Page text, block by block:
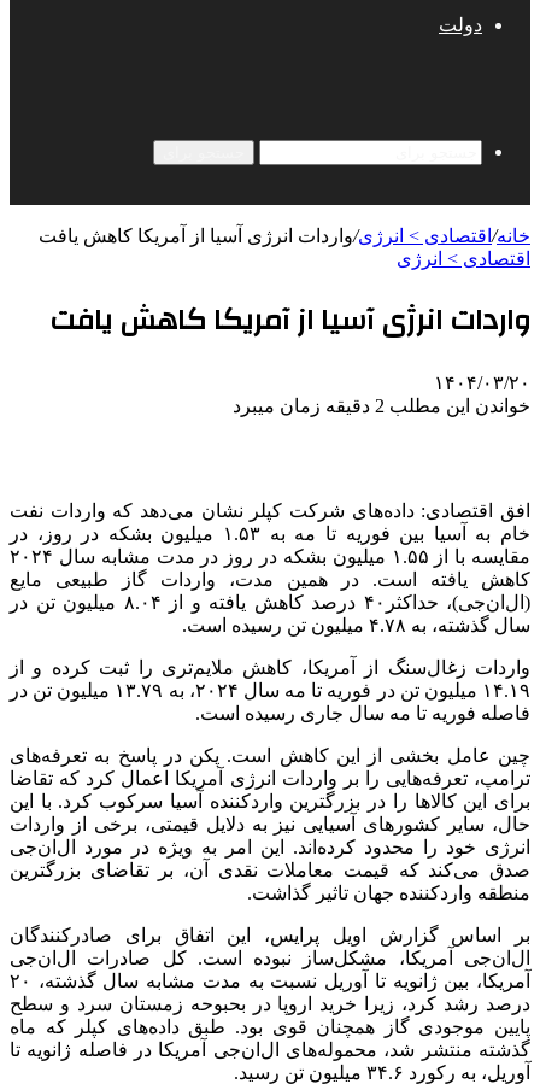
دولت
خانه/ اقتصادی > انرژی/واردات انرژی آسیا از آمریکا کاهش یافت
اقتصادی > انرژی
واردات انرژی آسیا از آمریکا کاهش یافت
۱۴۰۴/۰۳/۲۰
خواندن این مطلب 2 دقیقه زمان میبرد
افق اقتصادی: داده‌های شرکت کپلر نشان می‌دهد که واردات نفت
خام به آسیا بین فوریه تا مه به ۱.۵۳ میلیون بشکه در روز، در
مقایسه با از ۱.۵۵ میلیون بشکه در روز در مدت مشابه سال ۲۰۲۴
کاهش یافته است. در همین مدت، واردات گاز طبیعی مایع
(ال‌ان‌جی)، حداکثر۴۰ درصد کاهش یافته و از ۸.۰۴ میلیون تن در
سال گذشته، به ۴.۷۸ میلیون تن رسیده است.
واردات زغال‌سنگ از آمریکا، کاهش ملایم‌تری را ثبت کرده و از
۱۴.۱۹ میلیون تن در فوریه تا مه سال ۲۰۲۴، به ۱۳.۷۹ میلیون تن در
فاصله فوریه تا مه سال جاری رسیده است.
چین عامل بخشی از این کاهش است. پکن در پاسخ به تعرفه‌های
ترامپ، تعرفه‌هایی را بر واردات انرژی آمریکا اعمال کرد که تقاضا
برای این کالاها را در بزرگترین واردکننده آسیا سرکوب کرد. با این
حال، سایر کشورهای آسیایی نیز به دلایل قیمتی، برخی از واردات
انرژی خود را محدود کرده‌اند. این امر به ویژه در مورد ال‌ان‌جی
صدق می‌کند که قیمت‌ معاملات نقدی آن، بر تقاضای بزرگترین
منطقه واردکننده جهان تاثیر گذاشت.
بر اساس گزارش اویل پرایس، این اتفاق برای صادرکنندگان
ال‌ان‌جی آمریکا، مشکل‌ساز نبوده است. کل صادرات ال‌ان‌جی
آمریکا، بین ژانویه تا آوریل نسبت به مدت مشابه سال گذشته، ۲۰
درصد رشد کرد، زیرا خرید اروپا در بحبوحه زمستان سرد و سطح
پایین موجودی گاز همچنان قوی بود. طبق داده‌های کپلر که ماه
گذشته منتشر شد، محموله‌های ال‌ان‌جی آمریکا در فاصله ژانویه تا
آوریل، به رکورد ۳۴.۶ میلیون تن رسید.